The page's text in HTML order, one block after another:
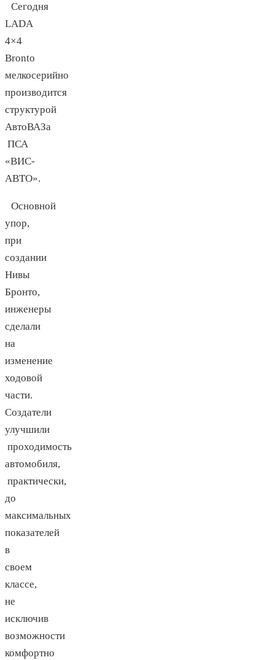
Сегодня
LADA
4×4
Bronto
мелкосерийно
производится
структурой
АвтоВАЗа
ПСА
«ВИС-
АВТО».
Основной
упор,
при
создании
Нивы
Бронто,
инженеры
сделали
на
изменение
ходовой
части.
Создатели
улучшили
проходимость
автомобиля,
практически,
до
максимальных
показателей
в
своем
классе,
не
исключив
возможности
комфортно